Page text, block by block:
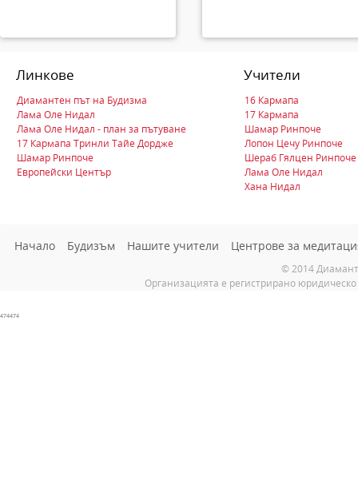
Линкове
Диамантен път на Будизма
Лама Оле Нидал
Лама Оле Нидал - план за пътуване
17 Кармапа Тринли Тайе Дордже
Шамар Ринпоче
Европейски Център
Учители
16 Кармапа
17 Кармапа
Шамар Ринпоче
Лопон Цечу Ринпоче
Шераб Гялцен Ринпоче
Лама Оле Нидал
Хана Нидал
Начало Будизъм Нашите учители Центрове за
© 2014
Организацията е регистрирано
474474